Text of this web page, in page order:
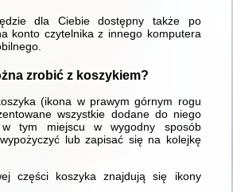
dla Ciebie dostępny także po
konto czytelnika z innego komputera
zrobić z koszykiem?
(ikona w prawym górnym rogu
wszystkie dodane do niego
tym miejscu w wygodny sposób
lub zapisać się na kolejkę
części koszyka znajdują się ikony